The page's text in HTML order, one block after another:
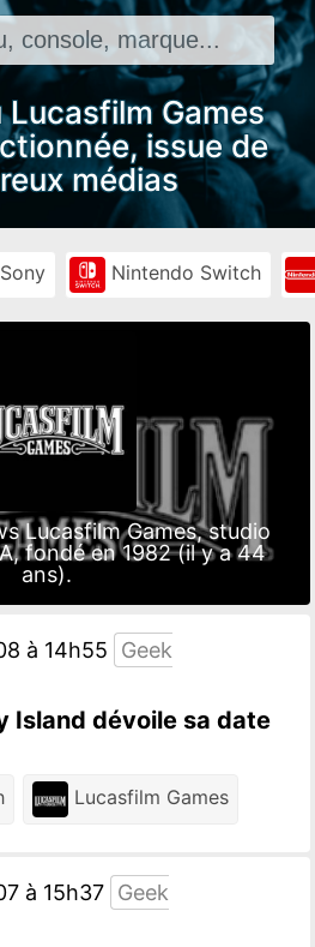
Games
issue de
médias
Sony Nintendo Switch
Lucasfilm Games, studio
fondé en 1982 (il y a 44
ans).
à 14h55
Geek
Island dévoile sa date
Lucasfilm Games
à 15h37 Geek